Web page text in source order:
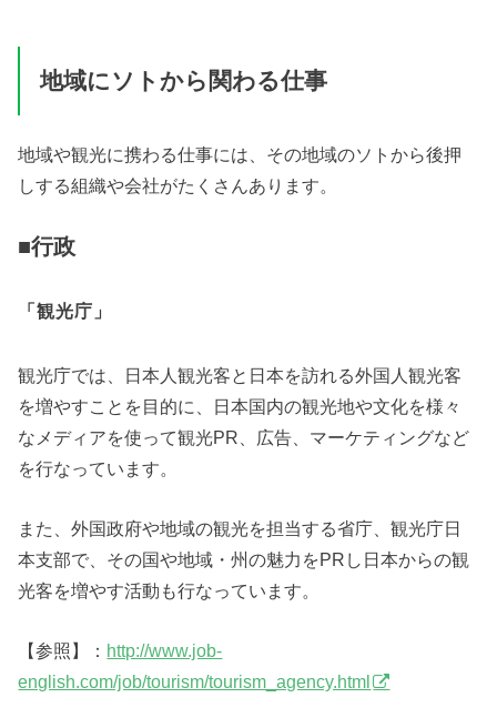
地域にソトから関わる仕事
地域や観光に携わる仕事には、その地域のソトから後押
しする組織や会社がたくさんあります。
■行政
「観光庁」
観光庁では、日本人観光客と日本を訪れる外国人観光客
を増やすことを目的に、日本国内の観光地や文化を様々
なメディアを使って観光PR、広告、マーケティングなど
を行なっています。
また、外国政府や地域の観光を担当する省庁、観光庁日
本支部で、その国や地域・州の魅力をPRし日本からの観
光客を増やす活動も行なっています。
【参照】： http://www.job-
english.com/job/tourism/tourism_agency.html